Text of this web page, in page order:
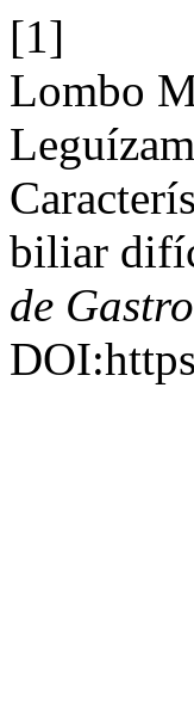
[1]
Lombo
biliar
de